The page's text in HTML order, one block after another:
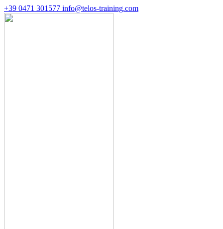
+39 0471 301577 info@telos-training.com